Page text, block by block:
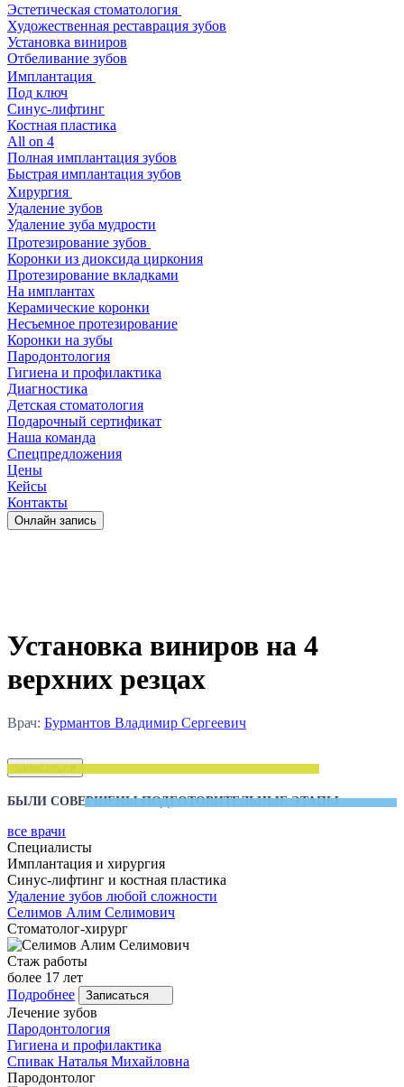
Эстетическая стоматология
Художественная реставрация зубов
Установка виниров
Отбеливание зубов
Имплантация
Под ключ
Синус-лифтинг
Костная пластика
All on 4
Полная имплантация зубов
Быстрая имплантация зубов
Хирургия
Удаление зубов
Удаление зуба мудрости
Протезирование зубов
Коронки из диоксида циркония
Протезирование вкладками
На имплантах
Керамические коронки
Несъемное протезирование
Коронки на зубы
Пародонтология
Гигиена и профилактика
Диагностика
Детская стоматология
Подарочный сертификат
Наша команда
Спецпредложения
Цены
Кейсы
Контакты
Oнлайн запись
Установка виниров на 4
верхних резцах
Врач: Бурмантов Владимир Сергеевич
записаться
БЫЛИ СОВЕРШЕНЫ ПОДГОТОВИТЕЛЬНЫЕ ЭТАПЫ
все врачи
Специалисты
Имплантация и хирургия
Синус-лифтинг и костная пластика
Удаление зубов любой сложности
Селимов Алим Селимович
Стоматолог-хирург
Стаж работы
более 17 лет
Подробнее
Записаться
Лечение зубов
Пародонтология
Гигиена и профилактика
Спивак Наталья Михайловна
Пародонтолог